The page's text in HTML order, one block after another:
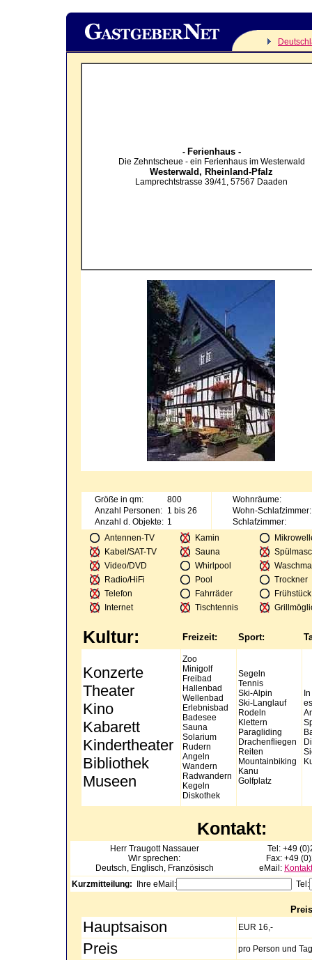
- Ferienhaus -
Die Zehntscheue - ein Ferienhaus im Westerwald
Westerwald, Rheinland-Pfalz
Lamprechtstrasse 39/41, 57567 Daaden
Größe in qm:
800
Anzahl Personen: 1 bis 26
Anzahl d. Objekte: 1
Wohnräume:
Wohn-Schlafzimmer:
Schlafzimmer:
Antennen-TV
Kamin
Kabel/SAT-TV
Sauna
Video/DVD
Whirlpool
Radio/HiFi
Pool
Trockner
Telefon
Fahrräder
Internet
Tischtennis
Kultur: Freizeit: Sport:
Konzerte
Theater
Kino
Kabarett
Kindertheater
Bibliothek
Museen
Zoo
Minigolf
Freibad
Hallenbad
Wellenbad
Erlebnisbad
Badesee
Sauna
Solarium
Rudern
Angeln
Wandern
Radwandern
Kegeln
Diskothek
Segeln
Tennis
Ski-Alpin
Ski-Langlauf
Rodeln
Klettern
Paragliding
Drachenfliegen
Reiten
Mountainbiking
Kanu
Golfplatz
Kontakt:
Herr Traugott Nassauer
Wir sprechen:
Deutsch, Englisch, Französisch
Tel: +49
Fax: +49
eMail:
Kurzmitteilung: Ihre eMail: Tel:
Hauptsaison EUR 16,-
Preis pro Person und Tag